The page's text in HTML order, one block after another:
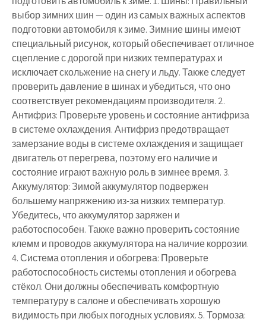
выбор зимних шин — один из самых важных аспектов
подготовки автомобиля к зиме. Зимние шины имеют
специальный рисунок, который обеспечивает отличное
сцепление с дорогой при низких температурах и
исключает скольжение на снегу и льду. Также следует
проверить давление в шинах и убедиться, что оно
соответствует рекомендациям производителя. 2.
Антифриз: Проверьте уровень и состояние антифриза
в системе охлаждения. Антифриз предотвращает
замерзание воды в системе охлаждения и защищает
двигатель от перегрева, поэтому его наличие и
состояние играют важную роль в зимнее время. 3.
Аккумулятор: Зимой аккумулятор подвержен
большему напряжению из-за низких температур.
Убедитесь, что аккумулятор заряжен и
работоспособен. Также важно проверить состояние
клемм и проводов аккумулятора на наличие коррозии.
4. Система отопления и обогрева: Проверьте
работоспособность системы отопления и обогрева
стёкол. Они должны обеспечивать комфортную
температуру в салоне и обеспечивать хорошую
видимость при любых погодных условиях. 5. Тормоза: